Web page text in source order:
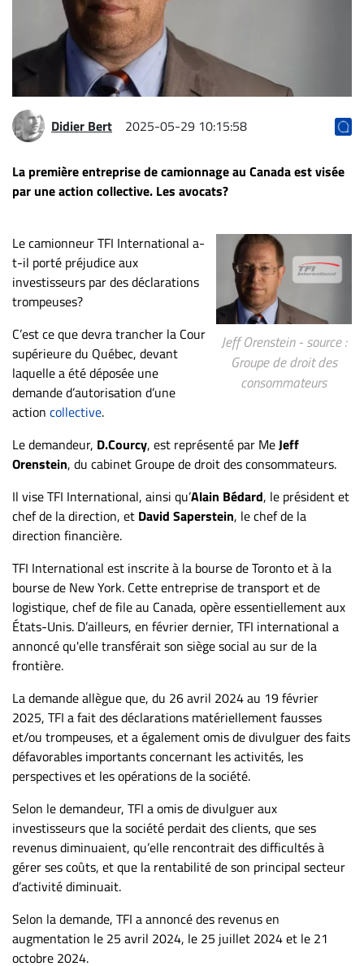
Archives
CARRIÈRE
ET
EMPLOIS
AVOCATS
JURISTES
Formation
Continue
Métiers
Scoop?
CABINETS
ET
ENTREPRISES
entreprises
Page
entreprises
Publier
un
Publicité
Solutions de
recrutements
TROUVEZ-
NOUS
Nous
joindre
À
Infolettre
S’abonner
FAQ
Politique de
confidentialité
Didier Bert 2025-05-29 10:15:58
La première entreprise de camionnage au Canada est visée
par une action collective. Les avocats?
Jeff Orenstein - source :
Groupe de droit des
consommateurs
Le camionneur TFI International a-
t-il porté préjudice aux
investisseurs par des déclarations
trompeuses?
C’est ce que devra trancher la Cour
supérieure du Québec, devant
laquelle a été déposée une
demande d’autorisation d’une
action collective.
Le demandeur, D.Courcy, est représenté par MeJeff
Orenstein, du cabinet Groupe de droit des consommateurs.
Il vise TFI International, ainsi qu’Alain Bédard, le président et
chef de la direction, et David Saperstein, le chef de la
direction financière.
TFI International est inscrite à la bourse de Toronto et à la
bourse de New York. Cette entreprise de transport et de
logistique, chef de file au Canada, opère essentiellement aux
États-Unis. D’ailleurs, en février dernier, TFI international a
annoncé qu'elle transférait son siège social au sur de la
frontière.
La demande allègue que, du 26 avril 2024 au 19 février
2025, TFI a fait des déclarations matériellement fausses
et/ou trompeuses, et a également omis de divulguer des faits
défavorables importants concernant les activités, les
perspectives et les opérations de la société.
Selon le demandeur, TFI a omis de divulguer aux
investisseurs que la société perdait des clients, que ses
revenus diminuaient, qu’elle rencontrait des difficultés à
gérer ses coûts, et que la rentabilité de son principal secteur
d’activité diminuait.
Selon la demande, TFI a annoncé des revenus en
augmentation le 25 avril 2024, le 25 juillet 2024 et le 21
octobre 2024.